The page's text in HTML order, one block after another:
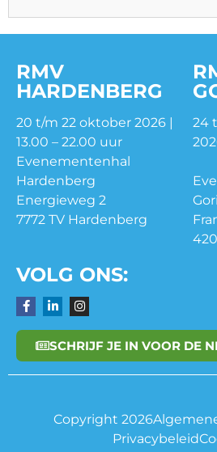
RMV
HARDENBERG
20 t/m 22 oktober 2026 |
13.00 – 22.00 uur
Evenementenhal
Hardenberg
Energieweg 2
7772 TV Hardenberg
24
VOLG ONS:
SCHRIJF JE IN VOOR DE
Copyright 2026
Privacybeleid